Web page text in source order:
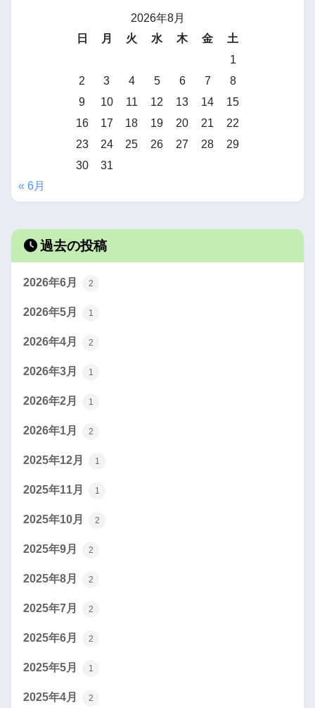
2026年8月
日
月 火 水 木 金
土
1
2
3 4 5 6 7
8
9
10 11 12 13 14
15
16
17 18 19 20 21
22
23
24 25 26 27 28
29
30
31
« 6月
過去の投稿
2026年6月 2
2026年5月 1
2026年4月 2
2026年3月 1
2026年2月 1
2026年1月 2
2025年12月 1
2025年11月 1
2025年10月 2
2025年9月 2
2025年8月 2
2025年7月 2
2025年6月 2
2025年5月 1
2025年4月 2